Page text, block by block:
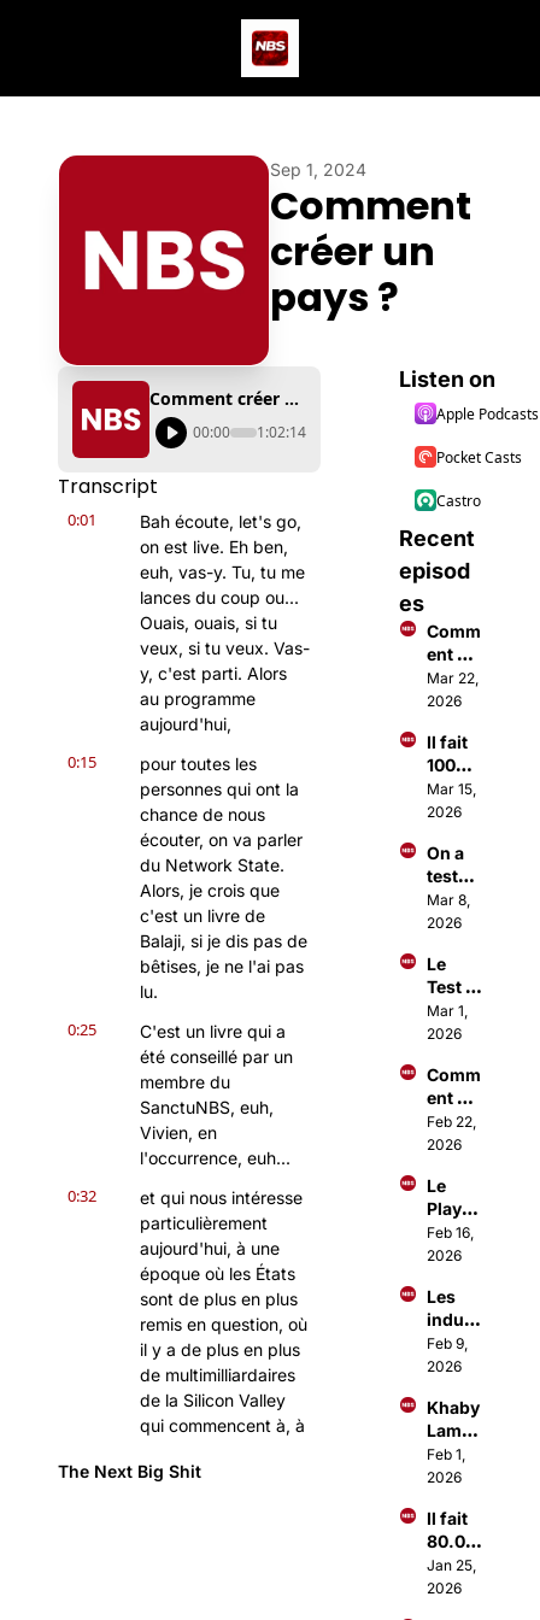
Sep 1, 2024
Comment
créer un
pays ?
Comment créer un pays ?
00:00 1:02:14
Transcript
0:01
Bah écoute, let's go,
on est live. Eh ben,
euh, vas-y. Tu, tu me
lances du coup ou...
Ouais, ouais, si tu
veux, si tu veux. Vas-
y, c'est parti. Alors
au programme
aujourd'hui,
0:15
pour toutes les
personnes qui ont la
chance de nous
écouter, on va parler
du Network State.
Alors, je crois que
c'est un livre de
Balaji, si je dis pas de
bêtises, je ne l'ai pas
lu.
0:25
C'est un livre qui a
été conseillé par un
membre du
SanctuNBS, euh,
Vivien, en
l'occurrence, euh...
0:32
et qui nous intéresse
particulièrement
aujourd'hui, à une
époque où les États
sont de plus en plus
remis en question, où
il y a de plus en plus
de multimilliardaires
de la Silicon Valley
qui commencent à, à
êtes bien gentils, les
The Next Big Shit
Listen on
Apple Podcasts
Pocket Casts
Castro
Recent
episod
es
Comm
ent
faire
des €
avec
Open
Claw ?
Mar 22,
2026
Il fait
100M$
à 18
ans
à une
applic
ation
Mar 15,
2026
On a
testé
Open
Claw
totale
ment
fou)
Mar 8,
2026
Le
Test
Sangu
in
tout
Paris
parle
Mar 1,
2026
Comm
ent
Investi
r
e les
1% ?
Feb 22,
2026
Le
Playb
ook
d'Ous
Amma
r pour
lancer
des
ess à
+1M€
Feb 16,
2026
Les
indust
ries
qui
décoll
er en
2026
Feb 9,
2026
Khaby
Lame
vend
sa
1Mds$
Feb 1,
2026
Il fait
80.00
0€/mo
is en
Jan 25,
2026